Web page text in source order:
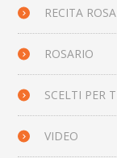
RECITA
ROSARIO
SCELTI PER
VIDEO